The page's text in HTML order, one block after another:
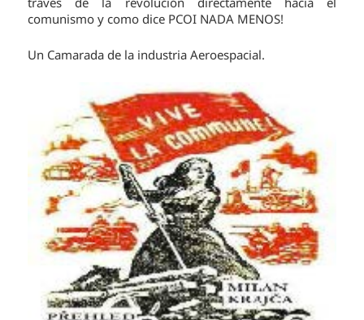
comunismo y como dice PCOI NADA MENOS!
Un Camarada de la industria Aeroespacial.